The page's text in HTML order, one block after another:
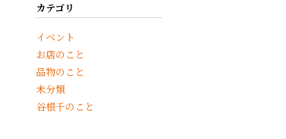
カテゴリ
イベント
お店のこと
品物のこと
未分類
谷根千のこと